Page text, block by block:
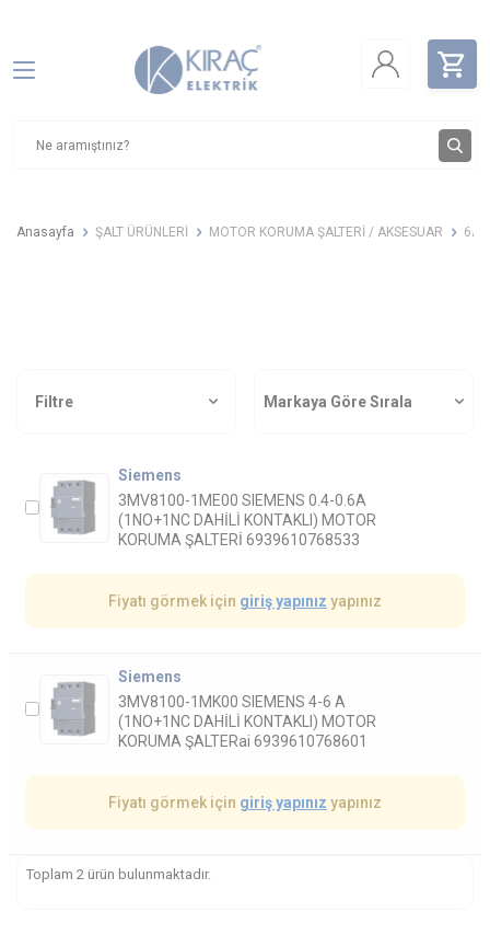
Anasayfa ŞALT ÜRÜNLERİ MOTOR KORUMA ŞALTERİ / AKSESUAR 6A
Filtre Markaya Göre Sırala
Siemens
3MV8100-1ME00 SIEMENS 0.4-0.6A
(1NO+1NC DAHİLİ KONTAKLI) MOTOR
KORUMA ŞALTERİ 6939610768533
Fiyatı görmek için giriş yapınız yapınız
Siemens
3MV8100-1MK00 SIEMENS 4-6 A
(1NO+1NC DAHİLİ KONTAKLI) MOTOR
KORUMA ŞALTERai 6939610768601
Fiyatı görmek için giriş yapınız yapınız
Toplam 2 ürün bulunmaktadır.